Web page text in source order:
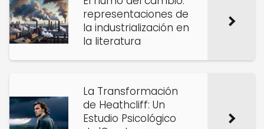
representaciones de
la industrialización en
la literatura
La Transformación
de Heathcliff: Un
Estudio Psicológico